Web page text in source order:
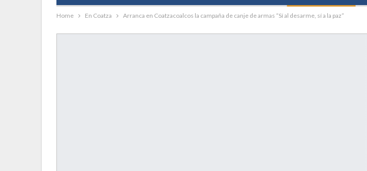
Home En Coatza Arranca en Coatzacoalcos la campaña de canje de armas “Sí al desarme, sí a la paz”